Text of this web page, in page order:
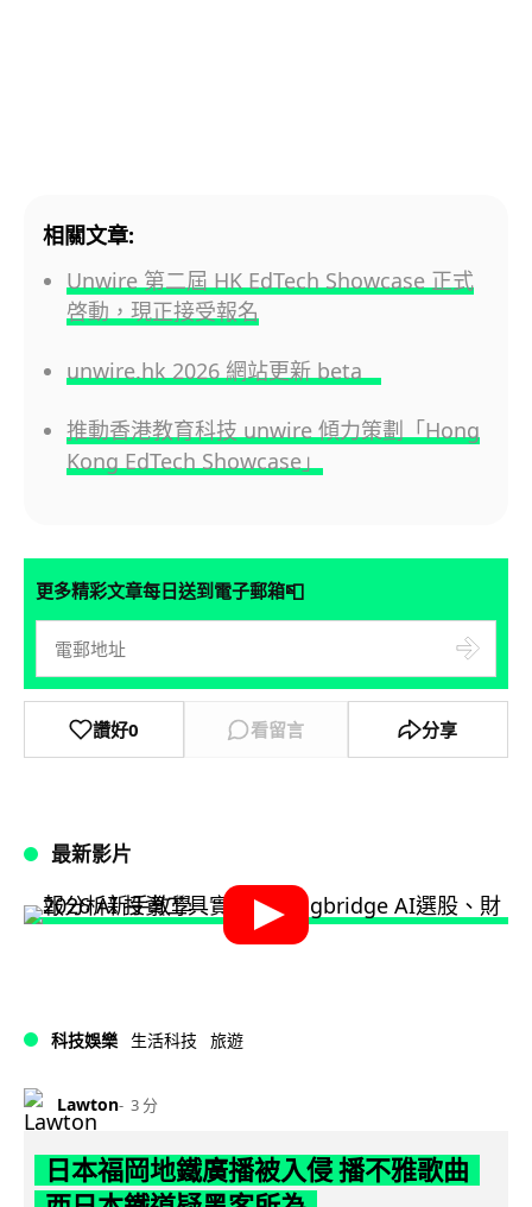
相關文章:
Unwire 第二屆 HK EdTech Showcase 正式
啓動，現正接受報名
unwire.hk 2026 網站更新 beta
推動香港教育科技 unwire 傾力策劃「Hong
Kong EdTech Showcase」
更多精彩文章每日送到電子郵箱📮
讚好0 看留言 分享
最新影片
科技娛樂 生活科技 旅遊
Lawton 3 分
日本福岡地鐵廣播被入侵 播不雅歌曲